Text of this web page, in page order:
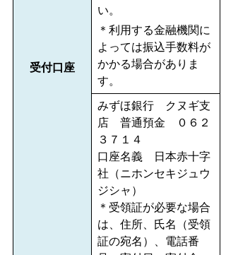
受付口座
い。
＊利用する金融機関に
よっては振込手数料が
かかる場合がありま
す。
みずほ銀行 クヌギ支
店 普通預金 ０６２
３７１４
口座名義 日本赤十字
社（ニホンセキジュウ
ジシャ）
＊受領証が必要な場合
は、住所、氏名（受領
証の宛名）、電話番